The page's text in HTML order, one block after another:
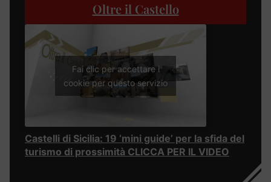
Oltre il Castello
Fai clic per accettare i
cookie per questo servizio
Castelli di Sicilia: 19 ‘mini guide’ per la sfida del
turismo di prossimità CLICCA PER IL VIDEO